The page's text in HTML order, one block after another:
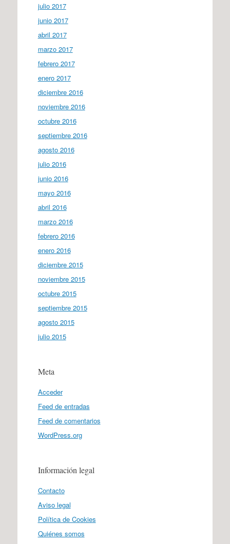
julio 2017
junio 2017
abril 2017
marzo 2017
febrero 2017
enero 2017
diciembre 2016
noviembre 2016
octubre 2016
septiembre 2016
agosto 2016
julio 2016
junio 2016
mayo 2016
abril 2016
marzo 2016
febrero 2016
enero 2016
diciembre 2015
noviembre 2015
octubre 2015
septiembre 2015
agosto 2015
julio 2015
Meta
Acceder
Feed de entradas
Feed de comentarios
WordPress.org
Información legal
Contacto
Aviso legal
Política de Cookies
Quiénes somos